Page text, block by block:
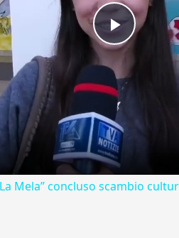
Play
Video
Mela” concluso scambio